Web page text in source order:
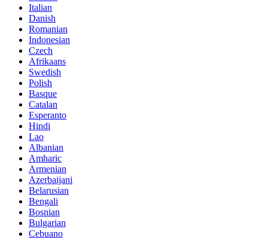
Italian
Danish
Romanian
Indonesian
Czech
Afrikaans
Swedish
Polish
Basque
Catalan
Esperanto
Hindi
Lao
Albanian
Amharic
Armenian
Azerbaijani
Belarusian
Bengali
Bosnian
Bulgarian
Cebuano